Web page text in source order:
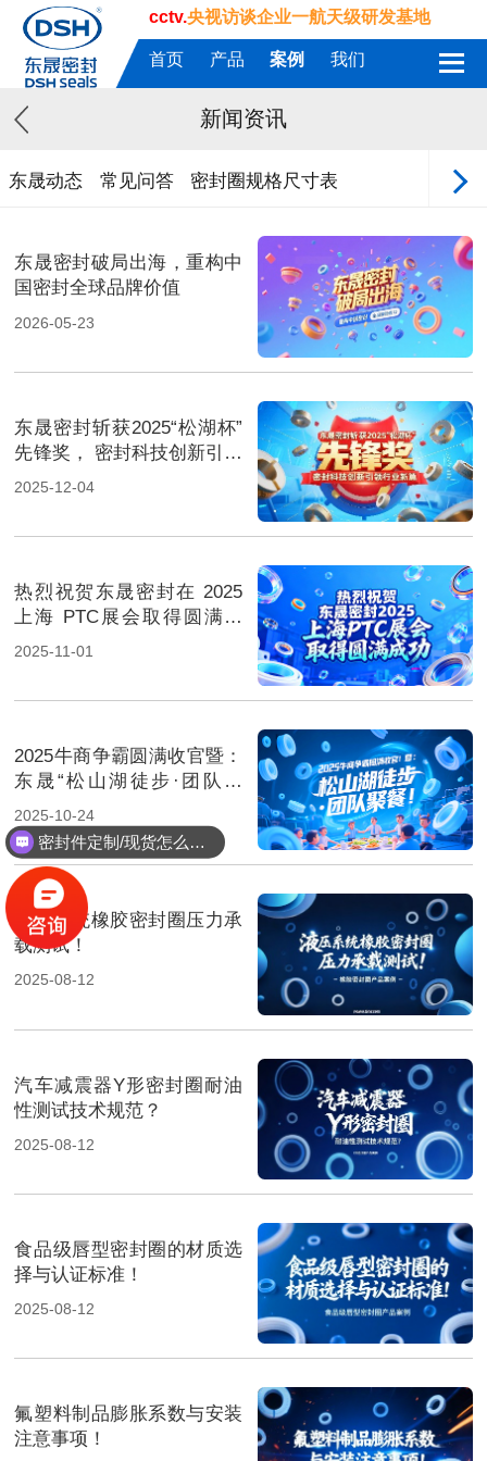
cctv.央视访谈企业一航天级研发基地
首页 产品 案例 我们
新闻资讯
东晟动态 常见问答 密封圈规格尺寸表
东晟密封破局出海，重构中
国密封全球品牌价值
2026-05-23
东晟密封斩获2025“松湖杯”
先锋奖， 密封科技创新引领
行业新篇！
2025-12-04
热烈祝贺东晟密封在 2025
上海 PTC展会取得圆满成
功！
2025-11-01
2025牛商争霸圆满收官暨：
东晟“松山湖徒步·团队聚
餐”！
2025-10-24
液压系统橡胶密封圈压力承
载测试！
2025-08-12
汽车减震器Y形密封圈耐油
性测试技术规范？
2025-08-12
食品级唇型密封圈的材质选
择与认证标准！
2025-08-12
氟塑料制品膨胀系数与安装
注意事项！
密封件定制/现货怎么报价，起订量多少？